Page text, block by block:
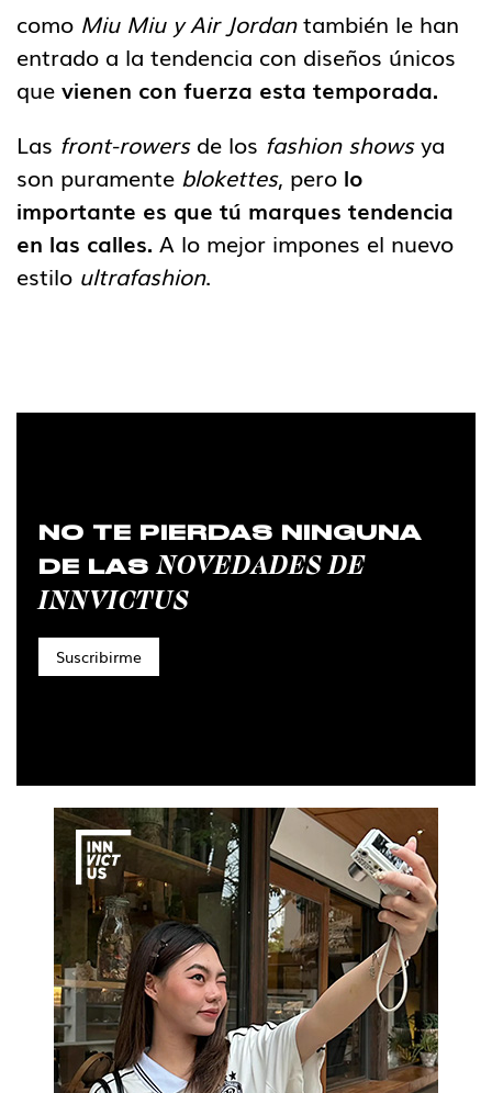
como Miu Miu y Air Jordantambién le han
entrado a la tendencia con diseños únicos
que vienen con fuerza esta temporada.
Las front-rowersde los fashion showsya
son puramente blokettes, pero lo
importante es que tú marques tendencia
en las calles. A lo mejor impones el nuevo
estilo ultrafashion.
NO TE PIERDAS NINGUNA
DE LAS NOVEDADES DE
INNVICTUS
Suscribirme